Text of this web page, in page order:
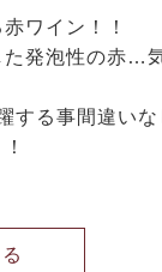
ワイン！！
発泡性の赤…
する事間違い